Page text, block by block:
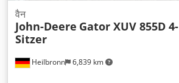
Heilbronn 6,839 km
वैन
John-Deere Gator XUV 855D 4-
Sitzer